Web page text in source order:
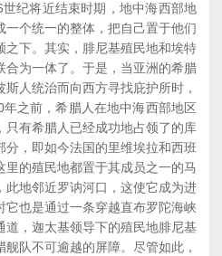
纪将近结束时期，地中海西部地
一个统一的整体，把自己置于他们
之下。其实，腓尼基殖民地和埃特
合为一体了。于是，当亚洲的希腊
人统治而向西方寻找庇护所时，
之前，希腊人在地中海西部地区
只有希腊人已经成功地占领了的库
，即如今法国的里维埃拉和西班
里的殖民地都置于其成员之一的马
此地邻近罗讷河口，这使它成为进
它也是通过一条穿越直布罗陀海峡
道，迦太基领导下的殖民地腓尼基
队不可逾越的屏障。尽管如此，